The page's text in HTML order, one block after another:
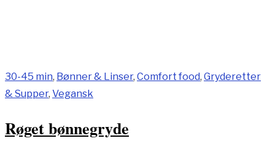
30-45 min, Bønner & Linser, Comfort food, Gryderetter
& Supper, Vegansk
Røget bønnegryde